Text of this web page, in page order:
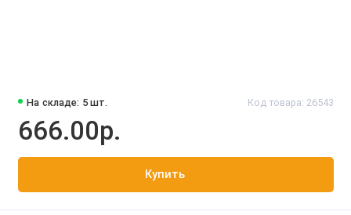
На складе: 5 шт. Код товара: 26543
666.00р.
Купить